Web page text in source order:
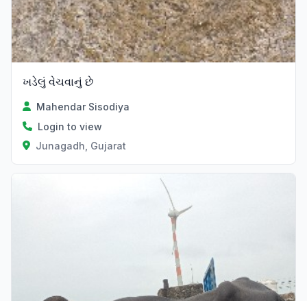
ખડેલું વેચવાનું છે
Mahendar Sisodiya
Login to view
Junagadh, Gujarat